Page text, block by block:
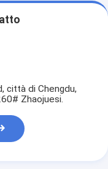
città di Chengdu,
Zhaojuesi.